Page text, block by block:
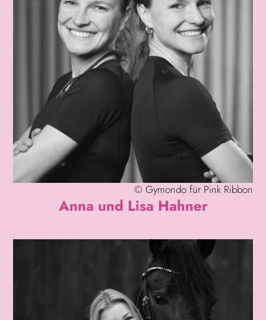
© Gymondo für Pink Ribbon
Anna und Lisa Hahner